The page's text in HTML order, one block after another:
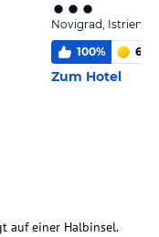
Novigrad, Istrien
100% 6,0
Zum Hotel
auf einer Halbinsel.